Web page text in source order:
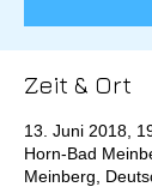
Zeit & Ort
13. Juni 2018,
Horn-Bad
Meinberg,